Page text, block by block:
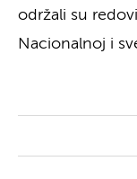
održali su
Nacionalnoj i